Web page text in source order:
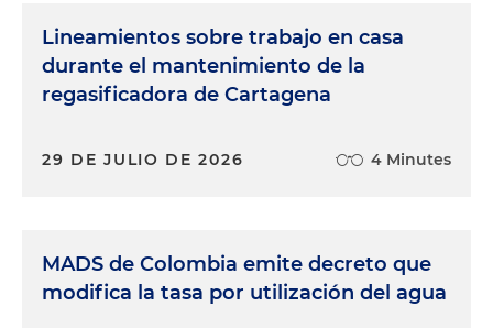
Lineamientos sobre trabajo en casa
durante el mantenimiento de la
regasificadora de Cartagena
29 DE JULIO DE 2026 4 Minutes
MADS de Colombia emite decreto que
modifica la tasa por utilización del agua